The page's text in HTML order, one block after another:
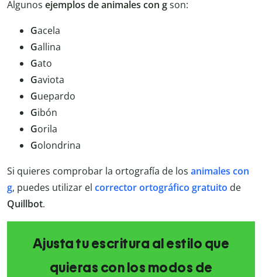
Algunos ejemplos de animales con gson:
Gacela
Gallina
Gato
Gaviota
Guepardo
Gibón
Gorila
Golondrina
Si quieres comprobar la ortografía de los animales con
g, puedes utilizar el corrector ortográfico gratuito de
Quillbot.
Ajusta tu escritura al estilo que
quieras con los modos de